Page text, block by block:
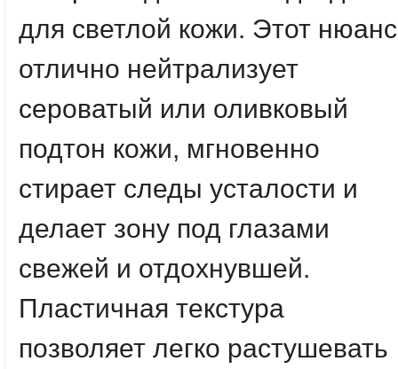
для светлой кожи. Этот нюанс
отлично нейтрализует
сероватый или оливковый
подтон кожи, мгновенно
стирает следы усталости и
делает зону под глазами
свежей и отдохнувшей.
Пластичная текстура
позволяет легко растушевать